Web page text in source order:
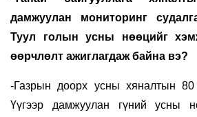
дамжуулан мониторинг
Туул голын усны нөөцийг
өөрчлөлт ажиглагдаж байна вэ?
-Газрын доорх усны хяналтын 80
Үүгээр дамжуулан гүний усны